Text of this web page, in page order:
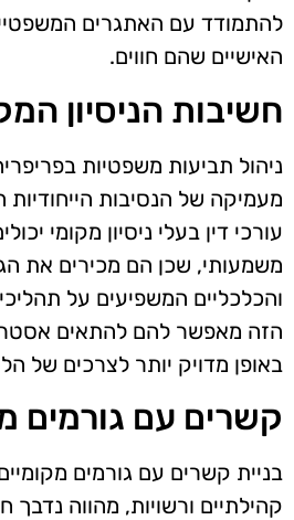
להתמודד עם האתגרים
האישיים שהם חווים.
חשיבות הניסיון
ניהול תביעות משפטיות
מעמיקה של הנסיבות הייחודיות
עורכי דין בעלי ניסיון מקומי
משמעותי, שכן הם מכירים את
והכלכליים המשפיעים על
הזה מאפשר להם להתאים
באופן מדויק יותר לצרכים של
קשרים עם גורמים
בניית קשרים עם גורמים
קהילתיים ורשויות, מהווה נדבך